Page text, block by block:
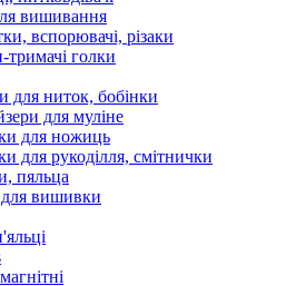
вишивання
вспорювачі, різаки
тримачі голки
для ниток, бобінки
для муліне
для ножиць
для рукоділля, смітнички
пяльца
вишивки